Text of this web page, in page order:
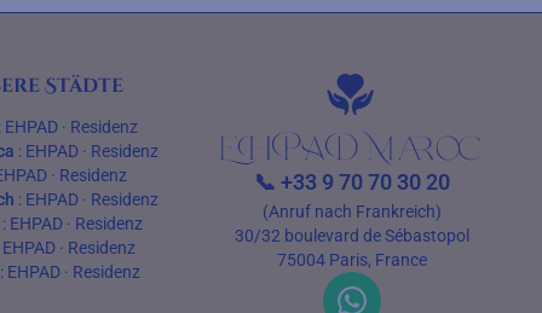
Städte
EHPAD · Residenz
: EHPAD· Residenz
· Residenz
: EHPAD· Residenz
: EHPAD · Residenz
EHPAD · Residenz
EHPAD· Residenz
📞+33 9 70 70 30 20
(Anruf nach Frankreich)
30/32 boulevard de Sébastopol
75004 Paris, France